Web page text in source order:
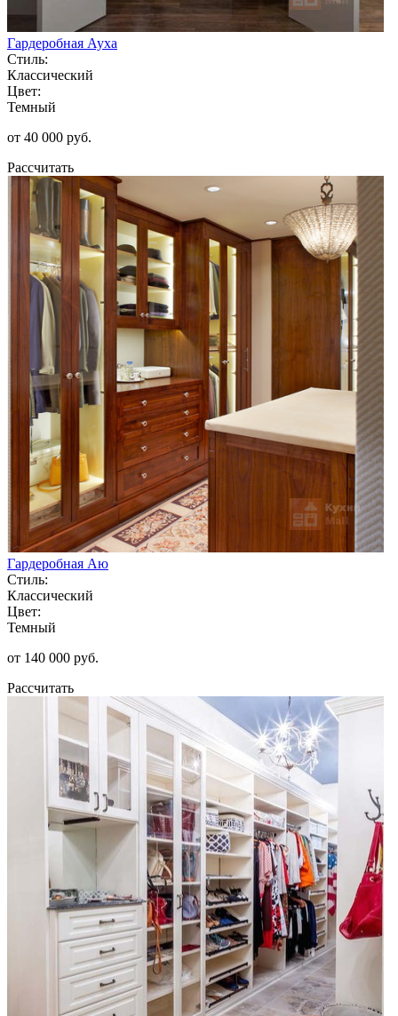
Гардеробная Ауха
Стиль:
Классический
Цвет:
Темный
от 40 000 руб.
Рассчитать
Гардеробная Аю
Стиль:
Классический
Цвет:
Темный
от 140 000 руб.
Рассчитать